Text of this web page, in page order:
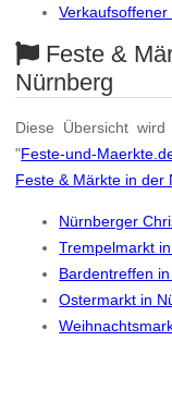
Feste &
Nürnberg
Diese Übersicht
"Feste-und-
Feste & Märkte in der
Nürnberger
Trempelmarkt
Bardentreffen
Ostermarkt in